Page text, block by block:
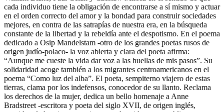
cada individuo tiene la obligación de encontrarse a sí mismo y actuar
en el orden correcto del amor y la bondad para construir sociedades
mejores, en contra de las satrapías de nuestra era, en la búsqueda
constante de la libertad y la rebeldía ante el despotismo. En el poema
dedicado a Osip Mandelstam -otro de los grandes poetas rusos de
origen judío-polaco- la voz abierta y clara del poeta afirma:
“Aunque me cueste la vida dar voz a las huellas de mis pasos”. Su
solidaridad acoge también a los migrantes centroamericanos en el
poema “Como luz del alba”. El poeta, sempiterno viajero de estas
tierras, clama por los indefensos, conocedor de su llanto. Reclama
los derechos de la mujer, dedica un bello homenaje a Anne
Bradstreet -escritora y poeta del siglo XVII, de origen inglés,